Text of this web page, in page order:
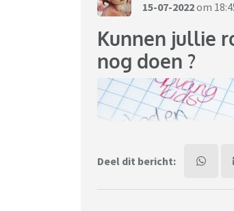
15-07-2022om
Kunnen jullie
nog doen ?
Deel dit bericht: